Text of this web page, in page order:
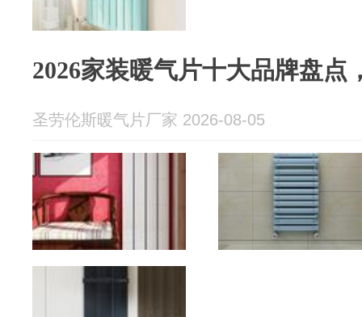
2026家装暖气片十大品牌盘点
圣劳伦斯暖气片厂家 2026-08-05